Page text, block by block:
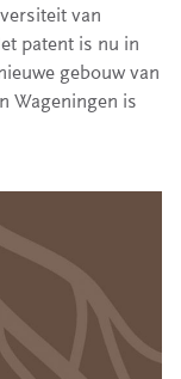
van
patent is nu in
gebouw van
Wageningen is